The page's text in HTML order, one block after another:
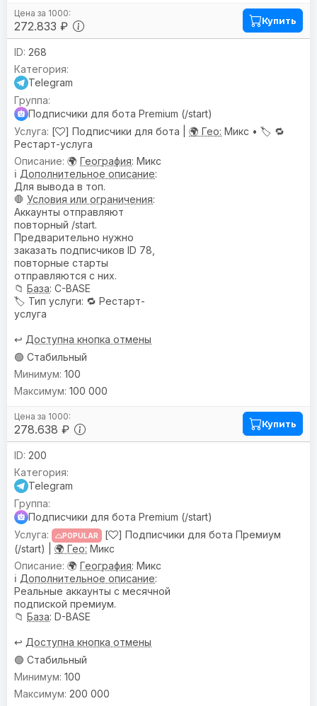
272.833 ₽ Купить
268
Telegram
Подписчики для бота Premium (/start)
[
] Подписчики для бота | 🌍 Гео: Микс • 🏷️ 🔁
Рестарт-услуга
🌍 География: Микс
ℹ️ Дополнительное описание:
Для вывода в топ.
🛑 Условия или ограничения:
Аккаунты отправляют
повторный /start.
Предварительно нужно
заказать подписчиков ID 78,
повторные старты
отправляются с них.
📁 База: C-BASE
🏷️ Тип услуги: 🔁 Рестарт-
услуга
↩️ Доступна кнопка отмены
🟢 Стабильный
278.638 ₽
100
100 000
Купить
200
Telegram
Подписчики для бота Premium (/start)
POPULAR [
] Подписчики для бота Премиум
(/start) | 🌍 Гео: Микс
🌍 География: Микс
ℹ️ Дополнительное описание:
Реальные аккаунты с месячной
подпиской премиум.
📁 База: D-BASE
↩️ Доступна кнопка отмены
🟢 Стабильный
100
200 000